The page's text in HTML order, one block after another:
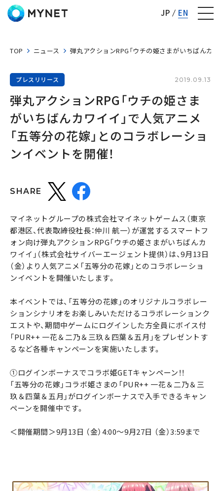
JP EN
TOP ニュース 弾丸アクションRPG「ウチの姫さまがいちばんカ
プレスリリース 2019.09.13
弾丸アクションRPG「ウチの姫さま
がいちばんカワイイ」で人気アニメ
「五等分の花嫁」とのコラボレーショ
ンイベントを開催！
SHARE
マイネットグループの株式会社マイネットゲームス（東京
都港区、代表取締役社長：仲川 航一）が運営するスマートフ
ォン向け弾丸アクションRPG「ウチの姫さまがいちばんカ
ワイイ」（株式会社サイバーエージェント提供）は、9月13日
（金）より人気アニメ「五等分の花嫁」とのコラボレーショ
ンイベントを開催いたします。
本イベントでは、「五等分の花嫁」のオリジナルコラボレー
ションシナリオをお楽しみいただけるコラボレーションク
エストや、期間中ゲームにログインした方全員にボイス付
「PUR++ 一花＆二乃＆三玖＆四葉＆五月」をプレゼントす
るなど各種キャンペーンを実施いたします。
①ログインボーナスでコラボ姫GETキャンペーン！！
「五等分の花嫁」コラボ姫さまの「PUR++ 一花＆二乃＆三
玖＆四葉＆五月」がログインボーナスで入手できるキャン
ペーンを開催中です。
＜開催期間＞9月13日 （金）4:00～9月27日 （金）3:59まで